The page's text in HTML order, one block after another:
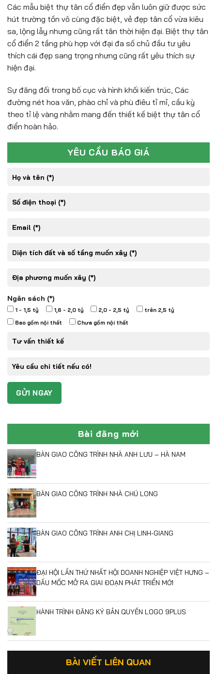
Các mẫu biệt thự tân cổ điển đẹp vẫn luôn giữ được sức
hút trường tồn vô cùng đặc biệt, vẻ đẹp tân cổ vừa kiêu
sa, lộng lẫy nhưng cũng rất tân thời hiện đại. Biệt thự tân
cổ điển 2 tầng phù hợp với đại đa số chủ đầu tư yêu
thích cái đẹp sang trọng nhưng cũng rất yêu thích sự
hiện đại.
Sự đăng đối trong bố cục và hình khối kiến trúc, Các
đường nét hoa văn, phào chỉ và phù điêu tỉ mỉ, cầu kỳ
theo tỉ lệ vàng nhằm mang đến thiết kế biệt thự tân cổ
điển hoàn hảo.
YÊU CẦU BÁO GIÁ
Ngân sách (*)
1 - 1,5 tỷ 1,6 - 2,0 tỷ 2,0 - 2,5 tỷ
trên 2,5 tỷ
Bao gồm nội thất
Chưa gồm nội thất
Bài đăng mới
BÀN GIAO CÔNG TRÌNH NHÀ ANH LƯU – HÀ NAM
BÀN GIAO CÔNG TRÌNH NHÀ CHÚ LONG
BÀN GIAO CÔNG TRÌNH ANH CHỊ LINH-GIANG
ĐẠI HỘI LẦN THỨ NHẤT HỘI DOANH NGHIỆP VIỆT HƯNG –
DẤU MỐC MỞ RA GIAI ĐOẠN PHÁT TRIỂN MỚI
HÀNH TRÌNH ĐĂNG KÝ BẢN QUYỀN LOGO 9PLUS
BÀI VIẾT LIÊN QUAN